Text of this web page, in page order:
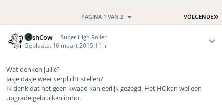
VOLGENDE
PAGINA 1 VAN 2
CashCow Super High Roller
Geplaatst 16 maart 2015 11 jr
Wat denken jullie?
Jasje dasje weer verplicht stellen?
Ik denk dat het geen kwaad kan eerlijk gezegd. Het HC kan wel een
upgrade gebruiken imho.